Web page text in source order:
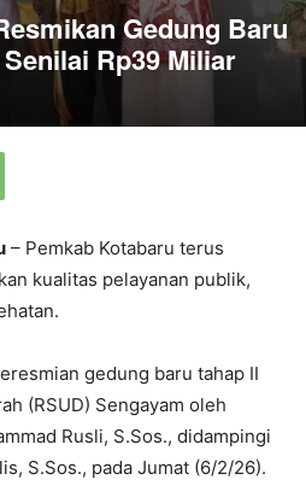
Gedung Baru
Rp39 Miliar
– Pemkab Kotabaru terus
kualitas pelayanan publik,
gedung baru tahap II
(RSUD) Sengayam oleh
Rusli, S.Sos., didampingi
S.Sos., pada Jumat (6/2/26).